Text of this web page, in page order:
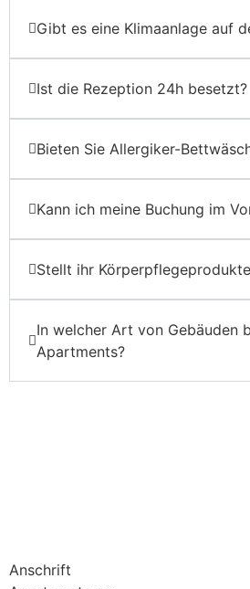
Gibt es eine Klimaanlage auf
Ist die Rezeption 24h besetzt?
Bieten Sie Allergiker-
Kann ich meine Buchung im
Stellt ihr
In welcher Art von Gebäuden
Apartments?
Anschrift